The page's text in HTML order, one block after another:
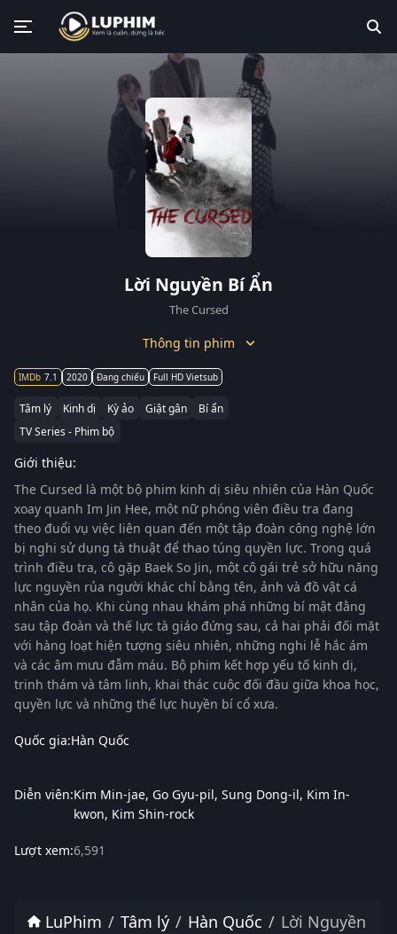
Lời Nguyền Bí Ẩn
The Cursed
Thông tin phim
7.1 2020 Đang chiếu Full HD Vietsub
Tâm lý Kinh dị Kỳ ảo Giật gân
Bí ẩn
TV Series - Phim bộ
Giới thiệu:
The Cursed là một bộ phim kinh dị siêu nhiên của Hàn Quốc
xoay quanh Im Jin Hee, một nữ phóng viên điều tra đang
theo đuổi vụ việc liên quan đến một tập đoàn công nghệ lớn
bị nghi sử dụng tà thuật để thao túng quyền lực. Trong quá
trình điều tra, cô gặp Baek So Jin, một cô gái trẻ sở hữu năng
lực nguyền rủa người khác chỉ bằng tên, ảnh và đồ vật cá
nhân của họ. Khi cùng nhau khám phá những bí mật đằng
sau tập đoàn và thế lực tà giáo đứng sau, cả hai phải đối mặt
với hàng loạt hiện tượng siêu nhiên, những nghi lễ hắc ám
và các âm mưu đẫm máu. Bộ phim kết hợp yếu tố kinh dị,
trinh thám và tâm linh, khai thác cuộc đối đầu giữa khoa học,
quyền lực và những thế lực huyền bí cổ xưa.
Quốc gia:Hàn Quốc
Diễn viên:Kim Min-jae Go Gyu-pil Sung Dong-il Kim In-
kwon Kim Shin-rock
Lượt xem:6,591
LuPhim Tâm lý Hàn Quốc
Lời Nguyền